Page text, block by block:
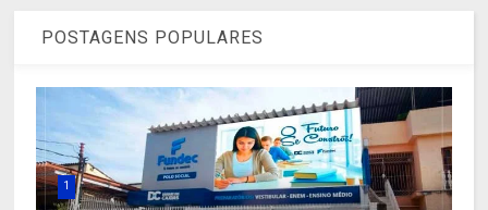
POSTAGENS POPULARES
1